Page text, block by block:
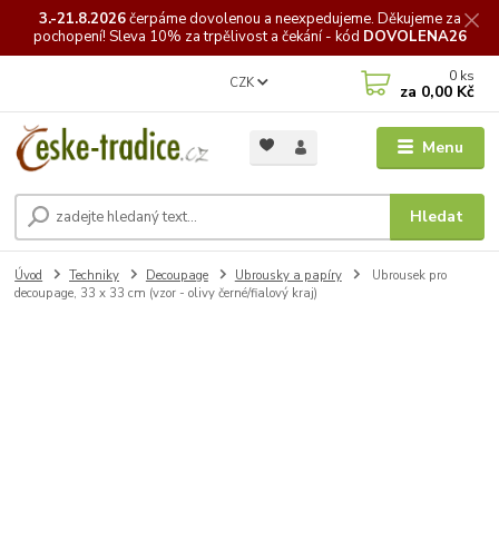
3.-21.8.2026čerpámedovolenou a neexpedujeme. Děkujeme za
pochopení! Sleva 10% za trpělivost a čekání - kód DOVOLENA26
Menu
CZK
Hledat
0 ks
za 0,00 Kč
Úvod Techniky Decoupage Ubrousky a papíry
Ubrousek pro
decoupage, 33 x 33 cm (vzor - olivy černé/fialový kraj)